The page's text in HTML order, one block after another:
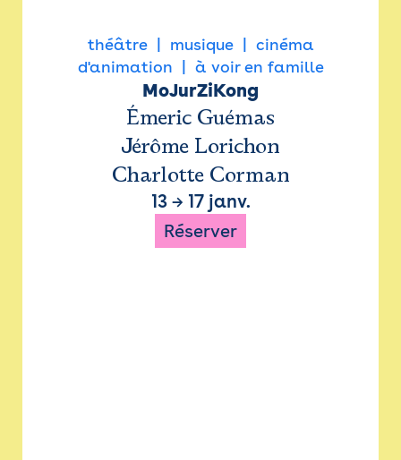
théâtre musique
cinéma
d'animation
à voir en famille
MoJurZiKong
Émeric Guémas
Jérôme Lorichon
Charlotte Corman
13→ 17 janv.
Réserver